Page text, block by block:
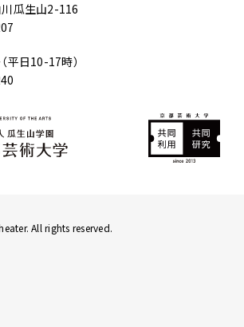
瓜生山2-116
平日10-17時）
All rights reserved.